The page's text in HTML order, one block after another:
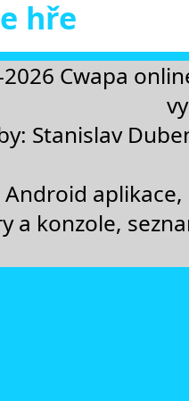
hře
Cwapa
Stanislav
Android aplikace,
a konzole,